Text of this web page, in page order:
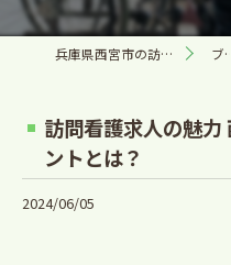
兵庫県西宮市の訪問看護なら合同会社きずな ブログ
訪問看護求人の魅力
ントとは？
2024/06/05